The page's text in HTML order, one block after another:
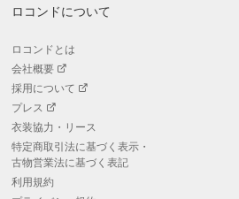
ロコンドについて
ロコンドとは
会社概要
採用について
プレス
衣装協力・リース
特定商取引法に基づく表示・
古物営業法に基づく表記
利用規約